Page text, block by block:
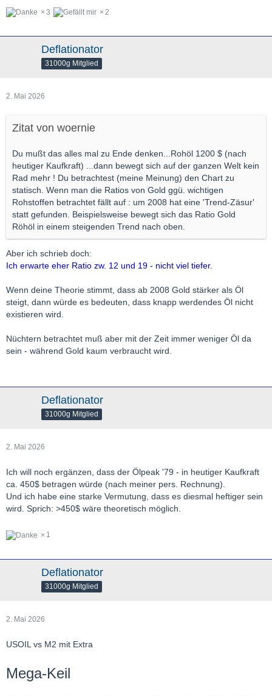
3 2
Deflationator
31000g Mitglied
2. Mai 2026
Zitat von woernie
Du mußt das alles mal zu Ende denken...Rohöl 1200 $ (nach
heutiger Kaufkraft) ...dann bewegt sich auf der ganzen Welt kein
Rad mehr ! Du betrachtest (meine Meinung) den Chart zu
statisch. Wenn man die Ratios von Gold ggü. wichtigen
Rohstoffen betrachtet fällt auf : um 2008 hat eine 'Trend-Zäsur'
statt gefunden. Beispielsweise bewegt sich das Ratio Gold
Röhöl in einem steigenden Trend nach oben.
Aber ich schrieb doch:
Ich erwarte eher Ratio zw. 12 und 19 - nicht viel tiefer.
Wenn deine Theorie stimmt, dass ab 2008 Gold stärker als Öl
steigt, dann würde es bedeuten, dass knapp werdendes Öl nicht
existieren wird.
Nüchtern betrachtet muß aber mit der Zeit immer weniger Öl da
sein - während Gold kaum verbraucht wird.
Deflationator
31000g Mitglied
2. Mai 2026
Ich will noch ergänzen, dass der Ölpeak '79 - in heutiger Kaufkraft
ca. 450$ betragen würde (nach meiner pers. Rechnung).
Und ich habe eine starke Vermutung, dass es diesmal heftiger sein
wird. Sprich: >450$ wäre theoretisch möglich.
1
Deflationator
31000g Mitglied
2. Mai 2026
USOIL vs M2 mit Extra
Mega-Keil